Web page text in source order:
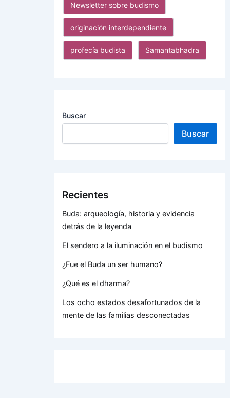
Newsletter sobre budismo
originación interdependiente
profecía budista Samantabhadra
Buscar
Buscar
Recientes
Buda: arqueología, historia y evidencia
detrás de la leyenda
El sendero a la iluminación en el budismo
¿Fue el Buda un ser humano?
¿Qué es el dharma?
Los ocho estados desafortunados de la
mente de las familias desconectadas